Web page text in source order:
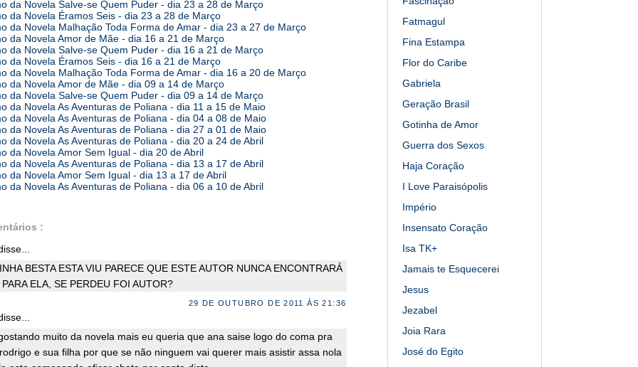
da Novela Salve-se Quem Puder - dia 23 a 28 de Março
da Novela Éramos Seis - dia 23 a 28 de Março
da Novela Malhação Toda Forma de Amar - dia 23 a 27 de Março
da Novela Amor de Mãe - dia 16 a 21 de Março
da Novela Salve-se Quem Puder - dia 16 a 21 de Março
da Novela Éramos Seis - dia 16 a 21 de Março
da Novela Malhação Toda Forma de Amar - dia 16 a 20 de Março
da Novela Amor de Mãe - dia 09 a 14 de Março
da Novela Salve-se Quem Puder - dia 09 a 14 de Março
da Novela As Aventuras de Poliana - dia 11 a 15 de Maio
da Novela As Aventuras de Poliana - dia 04 a 08 de Maio
da Novela As Aventuras de Poliana - dia 27 a 01 de Maio
da Novela As Aventuras de Poliana - dia 20 a 24 de Abril
da Novela Amor Sem Igual - dia 20 de Abril
da Novela As Aventuras de Poliana - dia 13 a 17 de Abril
da Novela Amor Sem Igual - dia 13 a 17 de Abril
da Novela As Aventuras de Poliana - dia 06 a 10 de Abril
:
BESTA ESTA VIU PARECE QUE ESTE AUTOR NUNCA ENCONTRARÁ
ELA, SE PERDEU FOI AUTOR?
29 DE OUTUBRO DE 2011 ÀS 21:36
muito da novela mais eu queria que ana saise logo do coma pra
e sua filha por que se não ninguem vai querer mais asistir assa nola
Fatmagul
Fina Estampa
Flor do Caribe
Gabriela
Geração Brasil
Gotinha de Amor
Guerra dos Sexos
Haja Coração
I Love Paraisópolis
Império
Insensato Coração
Isa TK+
Jamais te Esquecerei
Jesus
Jezabel
Joia Rara
José do Egito